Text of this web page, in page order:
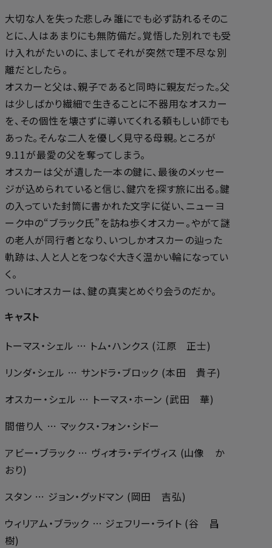
大切な人を失った悲しみ――誰にでも必ず訪れるそのこ
とに、人はあまりにも無防備だ。覚悟した別れでも受
け入れがたいのに、ましてそれが突然で理不尽な別
離だとしたら――。
オスカーと父は、親子であると同時に親友だった。父
は少しばかり繊細で生きることに不器用なオスカー
を、その個性を壊さずに導いてくれる頼もしい師でも
あった。そんな二人を優しく見守る母親。ところが
――9.11が最愛の父を奪ってしまう。
オスカーは父が遺した一本の鍵に、最後のメッセー
ジが込められていると信じ、鍵穴を探す旅に出る。鍵
の入っていた封筒に書かれた文字に従い、ニューヨ
ーク中の“ブラック氏”を訪ね歩くオスカー。やがて謎
の老人が同行者となり、いつしかオスカーの辿った
軌跡は、人と人とをつなぐ大きく温かい輪になってい
く。
ついにオスカーは、鍵の真実とめぐり会うのだか――。
キャスト
トーマス・シェル … トム・ハンクス (江原 正士)
リンダ・シェル … サンドラ・ブロック (本田 貴子)
オスカー・シェル … トーマス・ホーン (武田 華)
間借り人 … マックス・フォン・シドー
アビー・ブラック … ヴィオラ・デイヴィス (山像 か
おり)
スタン … ジョン・グッドマン (岡田 吉弘)
ウィリアム・ブラック … ジェフリー・ライト (谷 昌
樹)